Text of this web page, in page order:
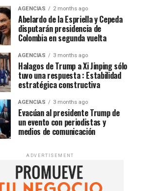
AGENCIAS 2 months ago
Abelardo de la Espriella y Cepeda
disputarán presidencia de
Colombia en segunda vuelta
AGENCIAS 3 months ago
Halagos de Trump a Xi Jinping sólo
tuvo una respuesta : Estabilidad
estratégica constructiva
AGENCIAS 3 months ago
Evacúan al presidente Trump de
un evento con periodistas y
medios de comunicación
ADVERTISEMENT